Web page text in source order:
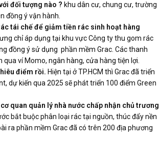
đối tượng nào ? khu dân cư, chung cư, trường
đồng ý vận hành.
tái chế để giảm tiền rác sinh hoạt hàng
chỉ áp dụng tại khu vực Công ty thu gom rác
đồng ý sử dụng phần mềm Grac. Các thanh
qua ví Momo, ngân hàng, cửa hàng tiện lợi.
điểm rồi. Hiện tại ở TP.HCM thì Grac đã triển
dự kiến qua 2025 sẽ phát triển 100 điểm Green
quan quản lý nhà nước chấp nhận chủ trương
bắt buộc phân loại rác tại nguồn, thúc đẩy nền
ra phần mềm Grac đã có trên 200 địa phương